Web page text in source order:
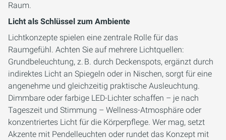
Raum.
Licht als Schlüssel zum Ambiente
Lichtkonzepte spielen eine zentrale Rolle für das
Raumgefühl. Achten Sie auf mehrere Lichtquellen:
Grundbeleuchtung, z. B. durch Deckenspots, ergänzt durch
indirektes Licht an Spiegeln oder in Nischen, sorgt für eine
angenehme und gleichzeitig praktische Ausleuchtung.
Dimmbare oder farbige LED-Lichter schaffen – je nach
Tageszeit und Stimmung – Wellness-Atmosphäre oder
konzentriertes Licht für die Körperpflege. Wer mag, setzt
Akzente mit Pendelleuchten oder rundet das Konzept mit